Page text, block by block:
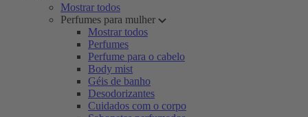
Mostrar todos
Perfumes para mulher
Mostrar todos
Perfumes
Perfume para o cabelo
Body mist
Géis de banho
Desodorizantes
Cuidados com o corpo